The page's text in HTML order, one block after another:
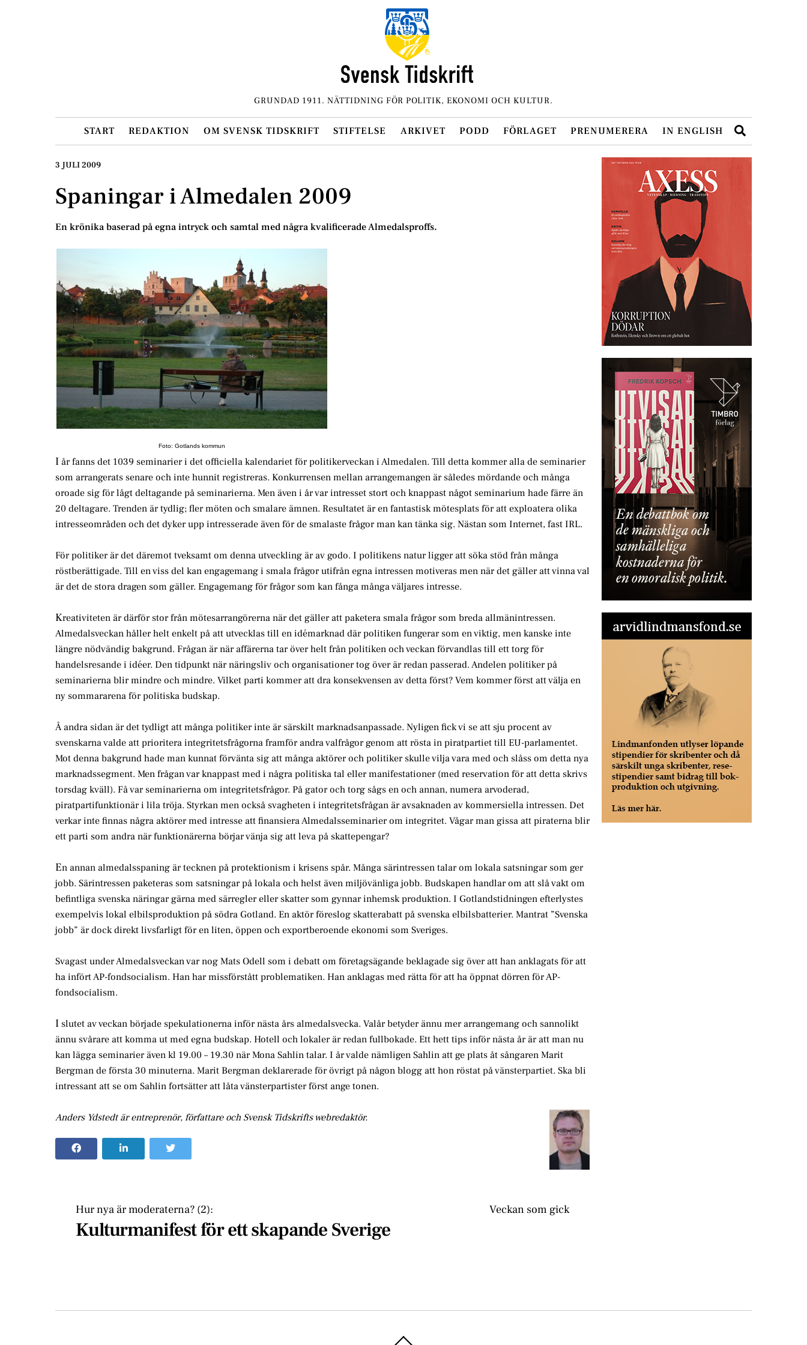
GRUNDAD 1911. NÄTTIDNING FÖR POLITIK, EKONOMI OCH KULTUR.
START REDAKTION OM SVENSK TIDSKRIFT STIFTELSE ARKIVET PODD FÖRLAGET PRENUMERERA IN ENGLISH
3 JULI 2009
Spaningar i Almedalen 2009
En krönika baserad på egna intryck och samtal med några kvalificerade Almedalsproffs.
Foto: Gotlands kommun
I år fanns det 1039 seminarier i det officiella kalendariet för politikerveckan i Almedalen. Till detta kommer alla de seminarier
som arrangerats senare och inte hunnit registreras. Konkurrensen mellan arrangemangen är således mördande och många
oroade sig för lågt deltagande på seminarierna. Men även i år var intresset stort och knappast något seminarium hade färre än
20 deltagare. Trenden är tydlig; fler möten och smalare ämnen. Resultatet är en fantastisk mötesplats för att exploatera olika
intresseområden och det dyker upp intresserade även för de smalaste frågor man kan tänka sig. Nästan som Internet, fast IRL.
För politiker är det däremot tveksamt om denna utveckling är av godo. I politikens natur ligger att söka stöd från många
röstberättigade. Till en viss del kan engagemang i smala frågor utifrån egna intressen motiveras men när det gäller att vinna val
är det de stora dragen som gäller. Engagemang för frågor som kan fånga många väljares intresse.
Kreativiteten är därför stor från mötesarrangörerna när det gäller att paketera smala frågor som breda allmänintressen.
Almedalsveckan håller helt enkelt på att utvecklas till en idémarknad där politiken fungerar som en viktig, men kanske inte
längre nödvändig bakgrund. Frågan är när affärerna tar över helt från politiken och veckan förvandlas till ett torg för
handelsresande i idéer. Den tidpunkt när näringsliv och organisationer tog över är redan passerad. Andelen politiker på
seminarierna blir mindre och mindre. Vilket parti kommer att dra konsekvensen av detta först? Vem kommer först att välja en
ny sommararena för politiska budskap.
Å andra sidan är det tydligt att många politiker inte är särskilt marknadsanpassade. Nyligen fick vi se att sju procent av
svenskarna valde att prioritera integritetsfrågorna framför andra valfrågor genom att rösta in piratpartiet till EU-parlamentet.
Mot denna bakgrund hade man kunnat förvänta sig att många aktörer och politiker skulle vilja vara med och slåss om detta nya
marknadssegment. Men frågan var knappast med i några politiska tal eller manifestationer (med reservation för att detta skrivs
torsdag kväll). Få var seminarierna om integritetsfrågor. På gator och torg sågs en och annan, numera arvoderad,
piratpartifunktionär i lila tröja. Styrkan men också svagheten i integritetsfrågan är avsaknaden av kommersiella intressen. Det
verkar inte finnas några aktörer med intresse att finansiera Almedalsseminarier om integritet. Vågar man gissa att piraterna blir
ett parti som andra när funktionärerna börjar vänja sig att leva på skattepengar?
En annan almedalsspaning är tecknen på protektionism i krisens spår. Många särintressen talar om lokala satsningar som ger
jobb. Särintressen paketeras som satsningar på lokala och helst även miljövänliga jobb. Budskapen handlar om att slå vakt om
befintliga svenska näringar gärna med särregler eller skatter som gynnar inhemsk produktion. I Gotlandstidningen efterlystes
exempelvis lokal elbilsproduktion på södra Gotland. En aktör föreslog skatterabatt på svenska elbilsbatterier. Mantrat ”Svenska
jobb” är dock direkt livsfarligt för en liten, öppen och exportberoende ekonomi som Sveriges.
Svagast under Almedalsveckan var nog Mats Odell som i debatt om företagsägande beklagade sig över att han anklagats för att
ha infört AP-fondsocialism. Han har missförstått problematiken. Han anklagas med rätta för att ha öppnat dörren för AP-
fondsocialism.
I slutet av veckan började spekulationerna inför nästa års almedalsvecka. Valår betyder ännu mer arrangemang och sannolikt
ännu svårare att komma ut med egna budskap. Hotell och lokaler är redan fullbokade. Ett hett tips inför nästa år är att man nu
kan lägga seminarier även kl 19.00 – 19.30 när Mona Sahlin talar. I år valde nämligen Sahlin att ge plats åt sångaren Marit
Bergman de första 30 minuterna. Marit Bergman deklarerade för övrigt på någon blogg att hon röstat på vänsterpartiet. Ska bli
intressant att se om Sahlin fortsätter att låta vänsterpartister först ange tonen.
Anders Ydstedt är entreprenör, författare och Svensk Tidskrifts webredaktör.
Hur nya är moderaterna? (2):
Kulturmanifest för ett skapande Sverige
Veckan som gick